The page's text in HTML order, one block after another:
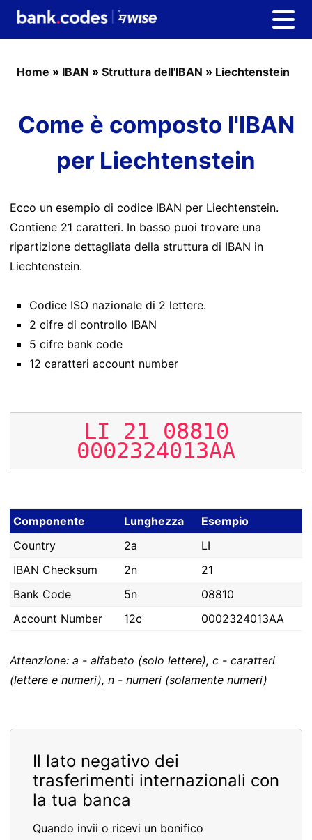
Home » IBAN » Struttura dell'IBAN » Liechtenstein
Come è composto l'IBAN
per Liechtenstein
Ecco un esempio di codice IBAN per Liechtenstein.
Contiene 21 caratteri. In basso puoi trovare una
ripartizione dettagliata della struttura di IBAN in
Liechtenstein.
Codice ISO nazionale di 2 lettere.
2 cifre di controllo IBAN
5 cifre bank code
12 caratteri account number
LI 21 08810
0002324013AA
Componente Lunghezza
Esempio
Country
2a
LI
IBAN Checksum
2n
21
Bank Code
5n
08810
Account Number
12c 0002324013AA
Attenzione: a - alfabeto (solo lettere), c - caratteri
(lettere e numeri), n - numeri (solamente numeri)
Il lato negativo dei
trasferimenti internazionali con
la tua banca
Quando invii o ricevi un bonifico